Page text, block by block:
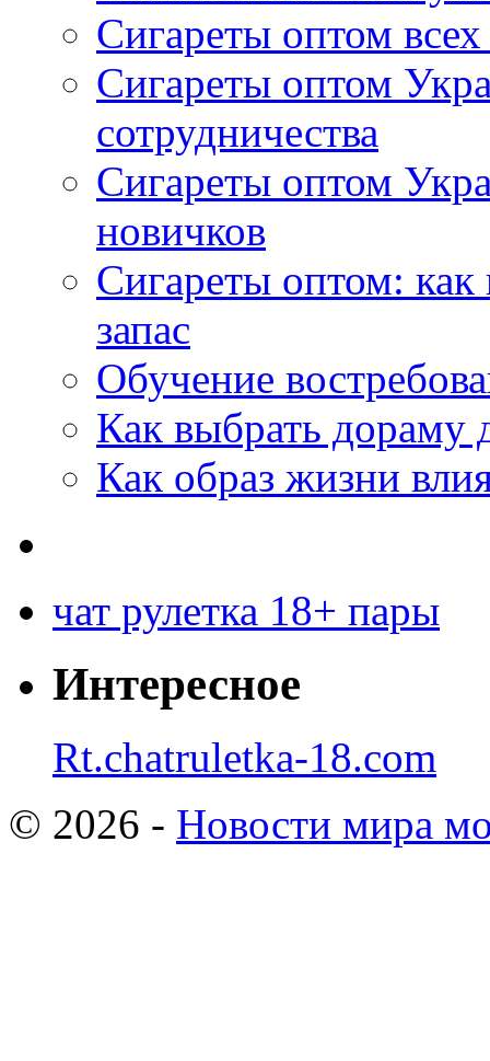
Сигареты оптом
Сигареты оптом
сотрудничества
Сигареты оптом
новичков
Сигареты оптом:
запас
Обучение
Как выбрать дораму
Как образ жизни
чат рулетка 18+ пары
Интересное
Rt.chatruletka-18.com
© 2026 - Новости мира